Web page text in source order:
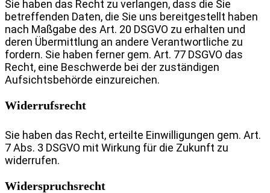
Sie haben das Recht zu verlangen, dass die Sie
betreffenden Daten, die Sie uns bereitgestellt haben
nach Maßgabe des Art. 20 DSGVO zu erhalten und
deren Übermittlung an andere Verantwortliche zu
fordern. Sie haben ferner gem. Art. 77 DSGVO das
Recht, eine Beschwerde bei der zuständigen
Aufsichtsbehörde einzureichen.
Widerrufsrecht
Sie haben das Recht, erteilte Einwilligungen gem. Art.
7 Abs. 3 DSGVO mit Wirkung für die Zukunft zu
widerrufen.
Widerspruchsrecht